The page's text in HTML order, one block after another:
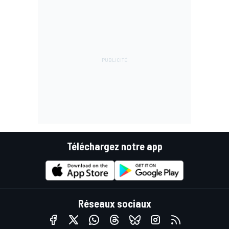
Téléchargez notre app
Réseaux sociaux